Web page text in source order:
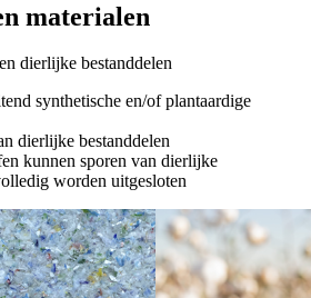
materialen
dierlijke bestanddelen
synthetische en/of plantaardige
dierlijke bestanddelen
kunnen sporen van dierlijke
worden uitgesloten